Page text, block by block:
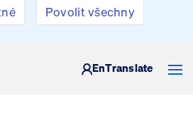
Povolit všechny
ČESKÉ REPUBLIKY
EnTranslate